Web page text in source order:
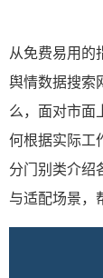
从免费易用的
舆情数据搜索
么，面对市面
何根据实际工
分门别类介绍
与适配场景，